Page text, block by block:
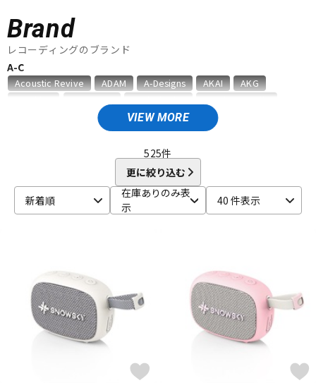
管楽器
アンプ エフェクター
DTM オンライン納品 レコーディング機器
中古 ヴィンテージ
Brand
レコーディングのブランド
VIEW MORE
A-C
Acoustic Revive ADAM A-Designs AKAI
AKG
ART ARTRIG
audio-technica AUDIX AURATONE
BEHRINGER
Brauner
Bricasti Design
CANARE
CaTeFo Chandler Coil Audio
Conisis
Cranborne Audio
CROXS CURRENT CUSTOM TRY
DYNAUDIO PRO
EARTHWORKS
Ehrlund Microphone
Electro Harmonix
Electro Voice
elysia
Empirical Labs ENHANCED AUDIO Entreq
ESI
EVE Audio
Eventide
Fischer Amps
FMR AUDIO
FOCAL FOSTEX
Free The Tone
525件
更に絞り込む
新着順
在庫ありのみ表
示
40 件表示